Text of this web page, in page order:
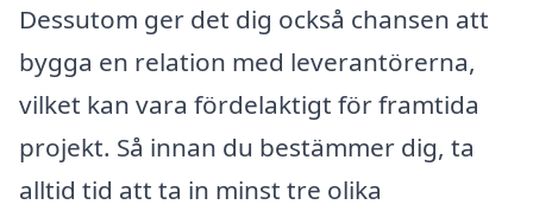
Dessutom ger det dig också chansen att
bygga en relation med leverantörerna,
vilket kan vara fördelaktigt för framtida
projekt. Så innan du bestämmer dig, ta
alltid tid att ta in minst tre olika